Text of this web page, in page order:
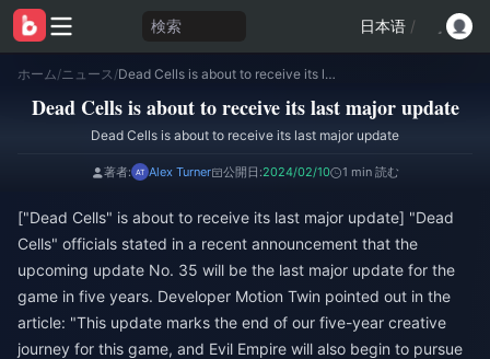
検索 日本语 /
ホーム/ニュース / Dead Cells is about to receive its last major update
Dead Cells is about to receive its last major update
Dead Cells is about to receive its last major update
著者: Alex Turner 公開日:2024/02/10 1 min 読む
["Dead Cells" is about to receive its last major update] "Dead
Cells" officials stated in a recent announcement that the
upcoming update No. 35 will be the last major update for the
game in five years. Developer Motion Twin pointed out in the
article: "This update marks the end of our five-year creative
journey for this game, and Evil Empire will also begin to pursue